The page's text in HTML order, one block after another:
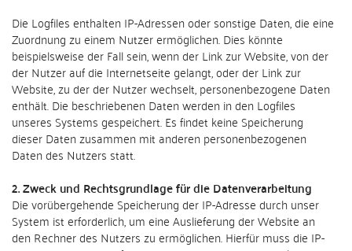
Die Logfiles enthalten IP-Adressen oder sonstige Daten, die eine
Zuordnung zu einem Nutzer ermöglichen. Dies könnte
beispielsweise der Fall sein, wenn der Link zur Website, von der
der Nutzer auf die Internetseite gelangt, oder der Link zur
Website, zu der der Nutzer wechselt, personenbezogene Daten
enthält. Die beschriebenen Daten werden in den Logfiles
unseres Systems gespeichert. Es findet keine Speicherung
dieser Daten zusammen mit anderen personenbezogenen
Daten des Nutzers statt.
2. Zweck und Rechtsgrundlage für die Datenverarbeitung
Die vorübergehende Speicherung der IP-Adresse durch unser
System ist erforderlich, um eine Auslieferung der Website an
den Rechner des Nutzers zu ermöglichen. Hierfür muss die IP-